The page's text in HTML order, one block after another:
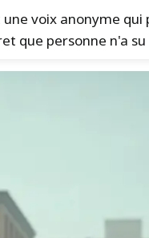
voix anonyme
que personne n'a su